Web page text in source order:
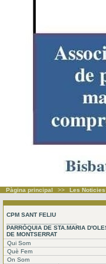
Pàgina principal >> Les Noticies
CPM SANT FELIU
PARRÒQUIA DE STA.MARIA
DE MONTSERRAT
Qui Som
Què Fem
On Som